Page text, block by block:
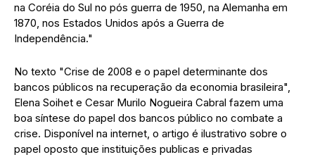
na Coréia do Sul no pós guerra de 1950, na Alemanha em
1870, nos Estados Unidos após a Guerra de
Independência."
No texto "Crise de 2008 e o papel determinante dos
bancos públicos na recuperação da economia brasileira",
Elena Soihet e Cesar Murilo Nogueira Cabral fazem uma
boa síntese do papel dos bancos público no combate a
crise. Disponível na internet, o artigo é ilustrativo sobre o
papel oposto que instituições publicas e privadas